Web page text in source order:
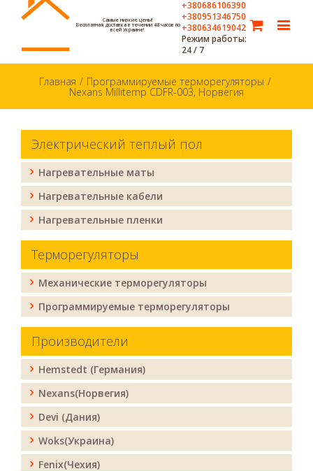
+380686106390
+380951346750
+380634619042
Режим работы:
24 / 7
Самые низкие цены!
Бесплатная доставка в течении 48 часов по
всей Украине!
Главная / Программируемые терморегуляторы /
Nexans Millitemp CDFR-003, Норвегия
Электрический теплый пол
Нагревательные маты
Нагревательные кабели
Нагревательные пленки
Терморегуляторы
Механические терморегуляторы
Программируемые терморегуляторы
Производители
Hemstedt (Германия)
Nexans(Норвегия)
Devi (Дания)
Woks(Украина)
Fenix(Чехия)